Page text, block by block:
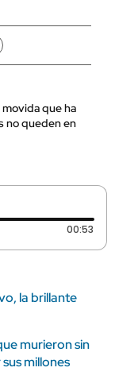
movida que ha
no queden en
00:53
la brillante
murieron sin
millones